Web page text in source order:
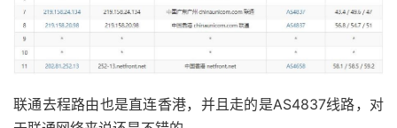
联通去程路由也是直连香港，并且走的是AS4837线路，对